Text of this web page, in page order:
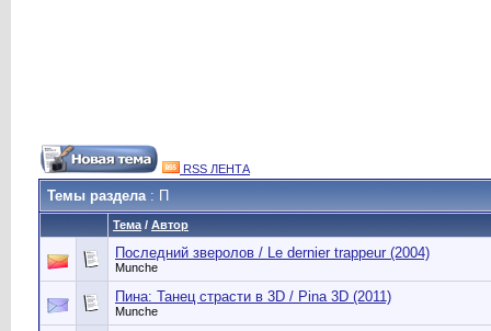
RSS ЛЕНТА
Темы раздела: П
Тема / Автор
Последний зверолов / Le dernier trappeur (2004)
Munche
Пина: Танец страсти в 3D / Pina 3D (2011)
Munche